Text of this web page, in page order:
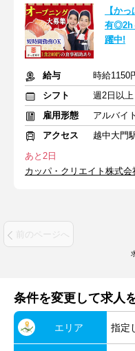
【か
有◎2h
躍中!
給与
シフト
雇用形態
アルバイ
アクセス
越中大門
あと2日
カッパ・クリエイト株式
前のページへ
条件を変更して求人
エリア 指定